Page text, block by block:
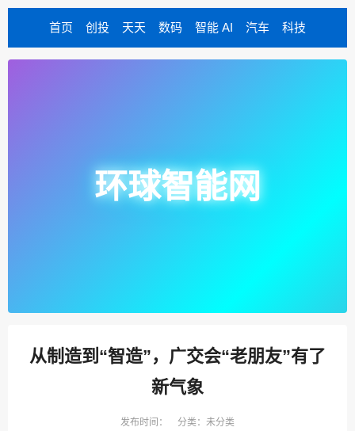
首页 创投 天天 数码 智能 AI 汽车 科技
环球智能网
从制造到“智造”，广交会“老朋友”有了
新气象
发布时间： 分类：未分类